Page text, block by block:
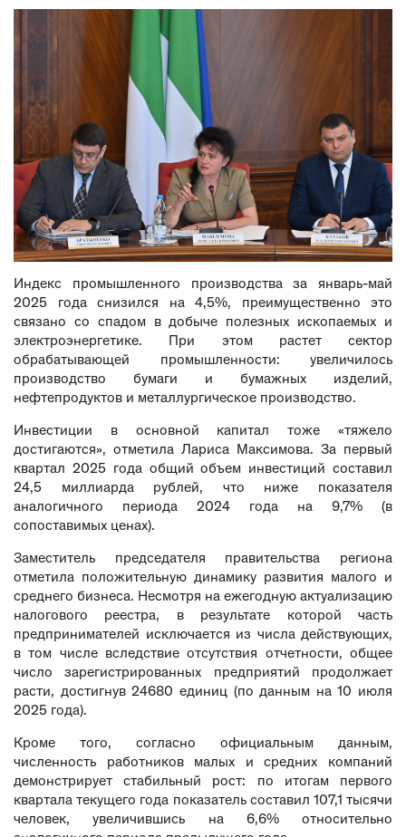
Индекс промышленного производства за январь-май
2025 года снизился на 4,5%, преимущественно это
связано со спадом в добыче полезных ископаемых и
электроэнергетике. При этом растет сектор
обрабатывающей промышленности: увеличилось
производство бумаги и бумажных изделий,
нефтепродуктов и металлургическое производство.
Инвестиции в основной капитал тоже «тяжело
достигаются», отметила Лариса Максимова. За первый
квартал 2025 года общий объем инвестиций составил
24,5 миллиарда рублей, что ниже показателя
аналогичного периода 2024 года на 9,7% (в
сопоставимых ценах).
Заместитель председателя правительства региона
отметила положительную динамику развития малого и
среднего бизнеса. Несмотря на ежегодную актуализацию
налогового реестра, в результате которой часть
предпринимателей исключается из числа действующих,
в том числе вследствие отсутствия отчетности, общее
число зарегистрированных предприятий продолжает
расти, достигнув 24680 единиц (по данным на 10 июля
2025 года).
Кроме того, согласно официальным данным,
численность работников малых и средних компаний
демонстрирует стабильный рост: по итогам первого
квартала текущего года показатель составил 107,1 тысячи
человек, увеличившись на 6,6% относительно